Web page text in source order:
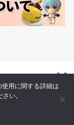
る理由
用に関する詳細は
い。